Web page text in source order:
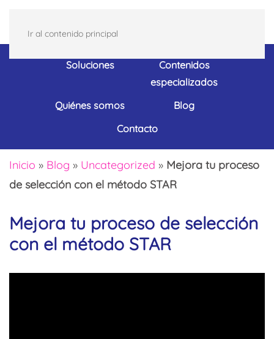
Ir al contenido principal
Soluciones
Contenidos
especializados
Quiénes somos
Blog
Contacto
Inicio » Blog » Uncategorized » Mejora tu proceso
de selección con el método STAR
Mejora tu proceso de selección
con el método STAR